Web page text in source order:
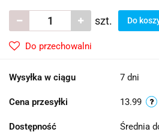
szt. Do
Do przechowalni
Wysyłka w ciągu 7 dni
Cena przesyłki 13.99
Dostępność Średnia